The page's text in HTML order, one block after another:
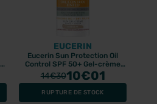
EUCERIN
Eucerin Sun Protection Oil
Control SPF 50+ Gel-crème
teinté 50ml
14€3010€01
RUPTURE DE STOCK